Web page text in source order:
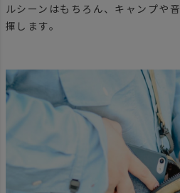
ルシーンはもちろん、キャンプや
揮します。